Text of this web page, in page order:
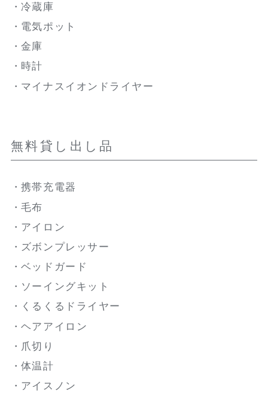
冷蔵庫
電気ポット
金庫
時計
マイナスイオンドライヤー
無料貸し出し品
携帯充電器
毛布
アイロン
ズボンプレッサー
ベッドガード
ソーイングキット
くるくるドライヤー
ヘアアイロン
爪切り
体温計
アイスノン